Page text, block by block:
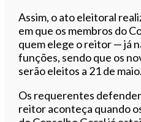
Assim, o ato eleitoral
em que os membros do
quem elege o reitor — já
funções, sendo que os
serão eleitos a 21 de maio.
Os requerentes
reitor aconteça quando